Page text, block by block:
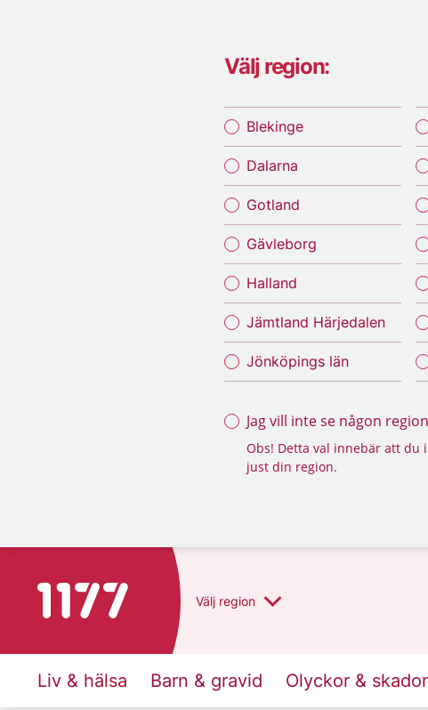
Välj region:
Blekinge
Dalarna
Gotland
Gävleborg
Halland
Jämtland Härjedalen
Jönköpings län
Jag vill inte se någon
Obs! Detta val innebär att
just din region.
Till startsidan för 1177 Välj region
Liv & hälsa Barn & gravid Olyckor & skador